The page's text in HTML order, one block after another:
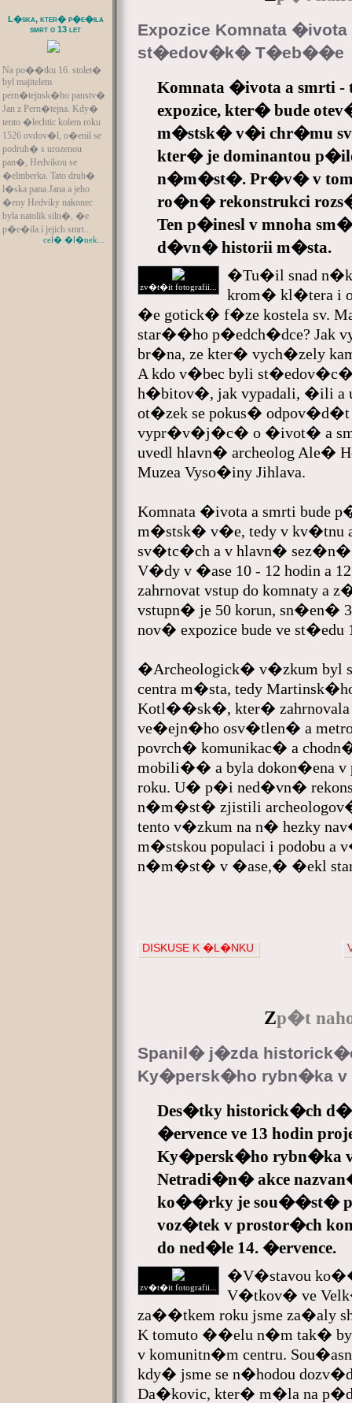
L�ska, kter� p�e�ila
smrt o 13 let
Na po��tku 16. stolet�
byl majitelem
pern�tejnsk�ho panstv�
Jan z Pern�tejna. Kdy�
tento �lechtic kolem roku
1526 ovdov�l, o�enil se
podruh� s urozenou
pan�, Hedvikou se
�elmberka. Tato druh�
l�ska pana Jana a jeho
�eny Hedviky nakonec
byla natolik siln�, �e
p�e�ila i jejich smrt...
cel� �l�nek...
Expozice Komnata
st�edov�k� T�eb��e
Komnata �ivota a smrti
expozice, kter� bude
m�stsk� v�i chr�mu
kter� je dominantou
n�m�st�. Pr�v� v
ro�n� rekonstrukci
Ten p�inesl v mnoha
d�vn� historii m�sta.
zv�t�it fotografii...
�Tu�il snad
krom� kl�tera i
�e gotick� f�ze kostela sv.
star��ho p�edch�dce? Jak
br�na, ze kter� vych�zely
A kdo v�bec byli
h�bitov�, jak vypadali, �ili
ot�zek se pokus�
vypr�v�j�c� o �ivot� a
uvedl hlavn� archeolog Ale�
Muzea Vyso�iny Jihlava.
Komnata �ivota a smrti
m�stsk� v�e, tedy v kv�tnu
sv�tc�ch a v hlavn�
V�dy v �ase 10 - 12 hodin a
zahrnovat vstup do komnaty
vstupn� je 50 korun, sn�en�
nov� expozice bude ve st�edu
�Archeologick� v�zkum
centra m�sta, tedy
Kotl��sk�, kter� zahrnovala
ve�ejn�ho osv�tlen� a
povrch� komunikac� a
mobili�� a byla dokon�ena
roku. U� p�i ned�vn�
n�m�st� zjistili
tento v�zkum na n� hezky
m�stskou populaci i podobu
n�m�st� v �ase,� �ekl
DISKUSE K �L�NKU
Zp�t
Spanil� j�zda
Ky�persk�ho rybn�ka
Des�tky historick�ch
�ervence ve 13 hodin
Ky�persk�ho
Netradi�n� akce
ko��rky je sou��st�
voz�tek v prostor�ch
do ned�le 14. �ervence.
zv�t�it fotografii...
�V�stavou
V�tkov� ve
za��tkem roku jsme
K tomuto ��elu n�m tak�
v komunitn�m centru.
kdy� jsme se n�hodou
Da�kovic, kter� m�la na